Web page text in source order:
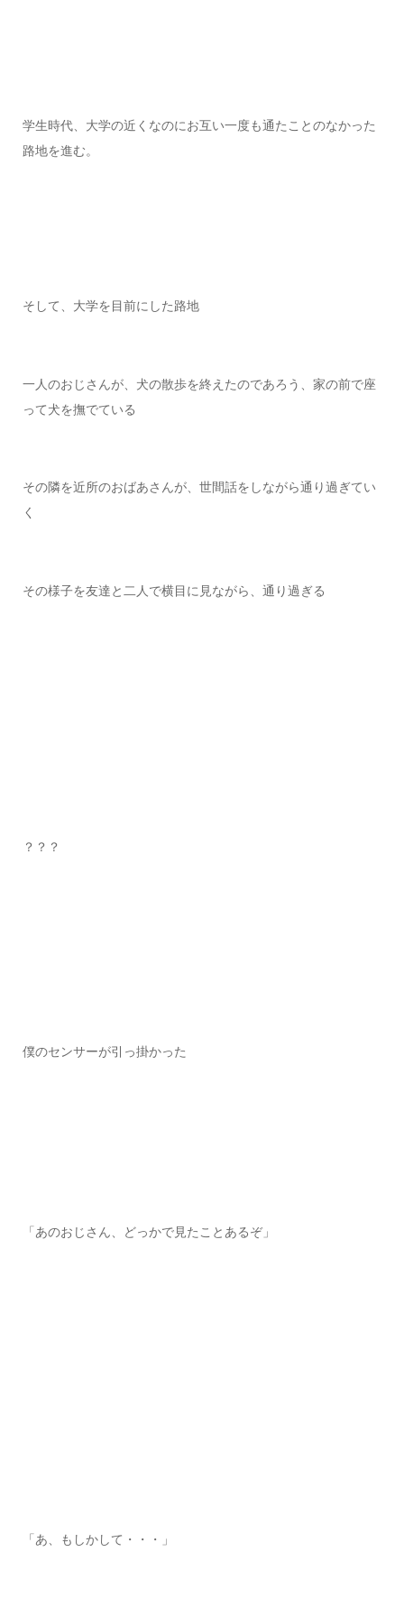
学生時代、大学の近くなのにお互い一度も通たことのなかった
路地を進む。
そして、大学を目前にした路地
一人のおじさんが、犬の散歩を終えたのであろう、家の前で座
って犬を撫でている
その隣を近所のおばあさんが、世間話をしながら通り過ぎてい
く
その様子を友達と二人で横目に見ながら、通り過ぎる
？？？
僕のセンサーが引っ掛かった
「あのおじさん、どっかで見たことあるぞ」
「あ、もしかして・・・」